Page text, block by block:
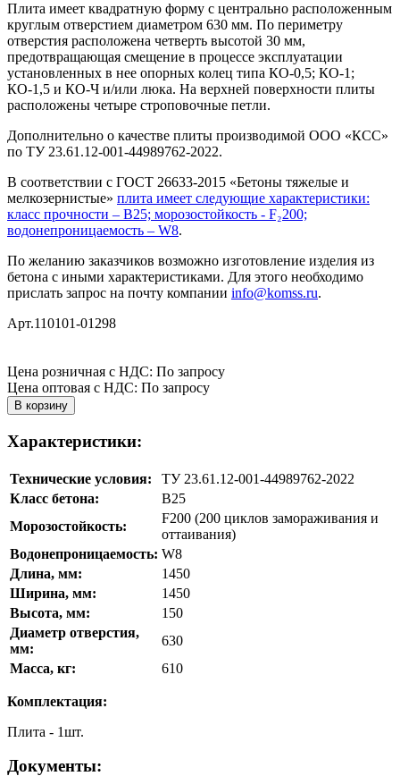
Плита имеет квадратную форму с центрально расположенным
круглым отверстием диаметром 630 мм. По периметру
отверстия расположена четверть высотой 30 мм,
предотвращающая смещение в процессе эксплуатации
установленных в нее опорных колец типа КО-0,5; КО-1;
КО-1,5 и КО-Ч и/или люка. На верхней поверхности плиты
расположены четыре строповочные петли.
Дополнительно о качестве плиты производимой ООО «КСС»
по ТУ 23.61.12-001-44989762-2022.
В соответствии с ГОСТ 26633-2015 «Бетоны тяжелые и
мелкозернистые» плита имеет следующие характеристики:
класс прочности – В25; морозостойкость - F₂200;
водонепроницаемость – W8.
По желанию заказчиков возможно изготовление изделия из
бетона с иными характеристиками. Для этого необходимо
прислать запрос на почту компании info@komss.ru.
Арт.110101-01298
Цена розничная с НДС: По запросу
Цена оптовая с НДС: По запросу
Характеристики:
Технические условия:
ТУ 23.61.12-001-44989762-2022
Класс бетона:
В25
Морозостойкость:
F200 (200 циклов замораживания и
оттаивания)
Водонепроницаемость: W8
Длина, мм:
1450
Ширина, мм:
1450
Высота, мм:
150
Диаметр отверстия,
мм:
630
Масса, кг:
610
Комплектация:
Плита - 1шт.
Документы: